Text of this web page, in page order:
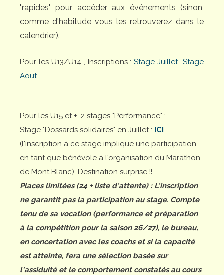
"rapides" pour accéder aux événements (sinon,
comme d'habitude vous les retrouverez dans le
calendrier).
Pour les U13/U14, Inscriptions :Stage Juillet Stage
Aout
Pour les U15 et +, 2 stages "Performance" :
Stage "Dossards solidaires" en Juillet : ICI
(l'inscription à ce stage implique une participation
en tant que bénévole à l'organisation du Marathon
de Mont Blanc). Destination surprise !!
Places limitées (24 + liste d'attente): L'inscription
ne garantit pas la participation au stage. Compte
tenu de sa vocation (performance et préparation
à la compétition pour la saison 26/27), le bureau,
en concertation avec les coachs et si la capacité
est atteinte, fera une sélection basée sur
l'assiduité et le comportement constatés au cours